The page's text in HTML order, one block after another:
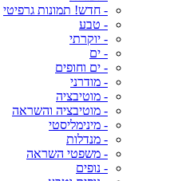
- חדש! תמונות גרפיטי
- טבע
- יוקרתי
- ים
- ים וחופים
- מודרני
- מוטיבציה
- מוטיבציה והשראה
- מינימליסטי
- מנדלות
- משפטי השראה
- נופים